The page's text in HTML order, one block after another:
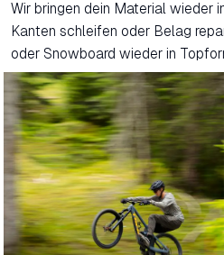
Wir bringen dein Material wieder
Kanten schleifen oder Belag
oder Snowboard wieder in